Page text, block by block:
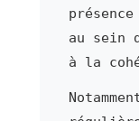
au sein
à la